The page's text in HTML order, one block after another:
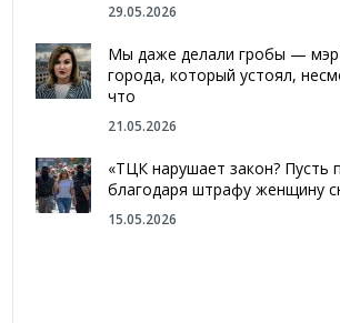
29.05.2026
Мы даже делали гробы — мэр
города, который устоял,
что
21.05.2026
«ТЦК нарушает закон? Пусть
благодаря штрафу женщину
15.05.2026